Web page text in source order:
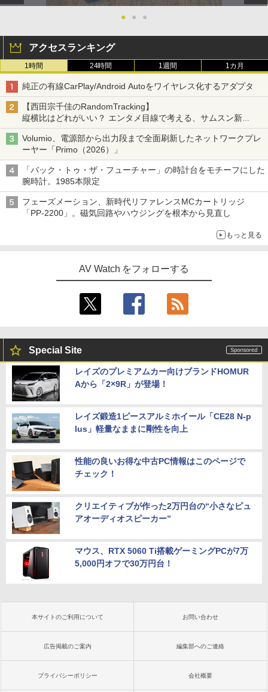
● ● ●
アクセスランキング
1時間 24時間 1週間 1カ月
純正の有線CarPlay/Android Autoをワイヤレス化するアダプタ
【西田宗千佳のRandomTracking】
縦横比はどれがいい？ エンタメ目線で考える、サムスン新
「Galaxy Z Fold」
Volumio、電源部から出力段まで全面刷新したネットワークプレ
ーヤー「Primo（2026）」
「バック・トゥ・ザ・フューチャー」の時計台をモチーフにした
腕時計。1985本限定
フェーズメーション、新時代リファレンスMCカートリッジ
「PP-2200」。磁気回路やハウジングを根本から見直し
もっと見る
AV Watch をフォローする
Special Site
レイズのプレミアムカー向けブランドHOMUR
Aから「2×9R」が登場！
レイズ鍛造1ピースアルミホイール「CE28 N-p
lus」軽量なままに剛性を向上
性能の良いお得な中古PC情報はこのページで
チェック！
クリエイティブが作った2万円台の“小さなピュ
アオーディオスピーカー”
マウス、RTX 5060 Ti搭載ゲーミングPCが7万
5,000円オフで30万円台！
本サイトのご利用について お問い合わせ
広告掲載のご案内 編集部へのご連絡
プライバシーポリシー 会社概要